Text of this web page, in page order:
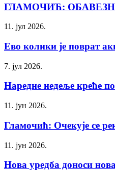
ГЛАМОЧИЋ:
11. јул 2026.
Ево колики је поврат
7. јул 2026.
Наредне недеље креће
11. јун 2026.
Гламочић: Очекује се
11. јун 2026.
Нова уредба доноси